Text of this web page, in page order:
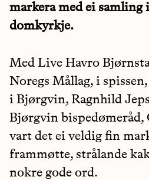
markera med ei samling
domkyrkje.
Med Live Havro
Noregs Mållag, i
i Bjørgvin, Ragnhild
Bjørgvin
vart det ei veldig fin
frammøtte, strålande
nokre gode ord.